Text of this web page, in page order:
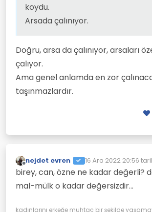
taşınmaz.
devlet kurdu.
koydu.
Arsada çalınıyor.
Doğru, arsa da çalınıyor, arsaları
çalıyor.
Ama genel anlamda en zor
taşınmazlardır.
Çevrimdışı
nejdet evren 16 Ara 2022 20:56
Son düzenleyen:
birey, can, özne ne kadar değerli?
mal-mülk o kadar değersizdir...
kadınlarını erkeğe muhtaç bir şekilde